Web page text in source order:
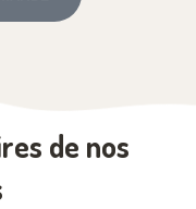
de nos